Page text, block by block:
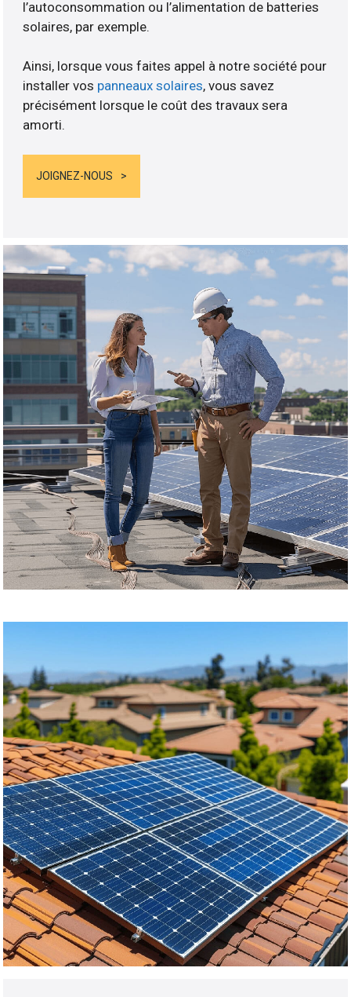
l’autoconsommation ou l’alimentation de batteries
solaires, par exemple.
Ainsi, lorsque vous faites appel à notre société pour
installer vos panneaux solaires, vous savez
précisément lorsque le coût des travaux sera
amorti.
JOIGNEZ-NOUS